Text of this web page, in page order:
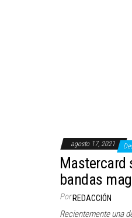
agosto 17, 2021
Mastercard
bandas
Por REDACCIÓN
Recientemente una